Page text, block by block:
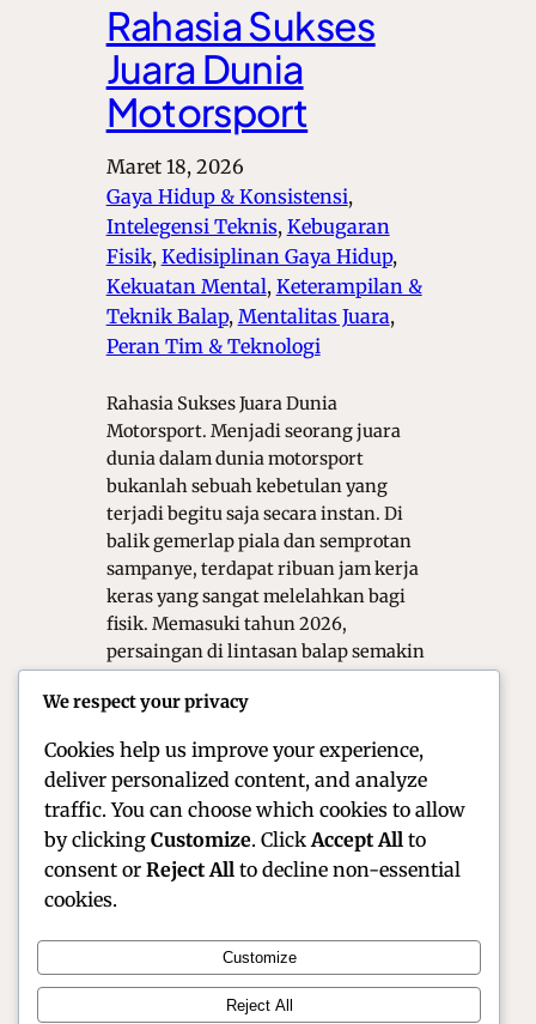
Rahasia Sukses
Juara Dunia
Motorsport
Maret 18, 2026
Gaya Hidup & Konsistensi ,
Intelegensi Teknis, Kebugaran
Fisik, Kedisiplinan Gaya Hidup ,
Kekuatan Mental, Keterampilan &
Teknik Balap, Mentalitas Juara ,
Peran Tim & Teknologi
Rahasia Sukses Juara Dunia
Motorsport. Menjadi seorang juara
dunia dalam dunia motorsport
bukanlah sebuah kebetulan yang
terjadi begitu saja secara instan. Di
balik gemerlap piala dan semprotan
sampanye, terdapat ribuan jam kerja
keras yang sangat melelahkan bagi
fisik. Memasuki tahun 2026,
persaingan di lintasan balap semakin
setiap detail teknis kendaraan yang
Official Site of Christian Montanari | Racer &
We respect your privacy
Cookies help us improve your experience,
deliver personalized content, and analyze
traffic. You can choose which cookies to allow
by clicking Customize. Click Accept All to
consent or Reject All to decline non-essential
cookies.
Customize
Reject All